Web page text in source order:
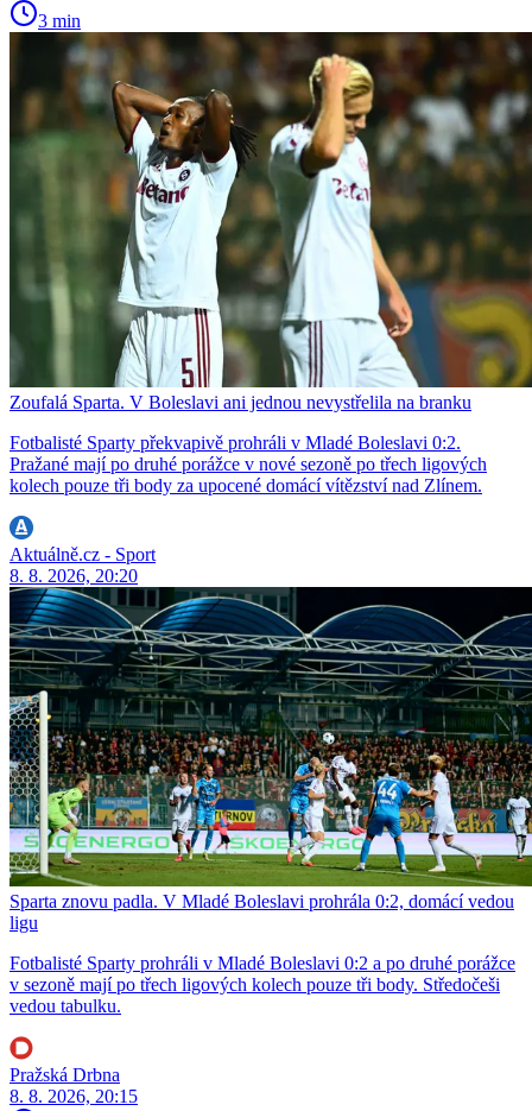
3 min
Zoufalá Sparta. V Boleslavi ani jednou nevystřelila na branku
Fotbalisté Sparty překvapivě prohráli v Mladé Boleslavi 0:2.
Pražané mají po druhé porážce v nové sezoně po třech ligových
kolech pouze tři body za upocené domácí vítězství nad Zlínem.
Aktuálně.cz - Sport
8. 8. 2026, 20:20
Sparta znovu padla. V Mladé Boleslavi prohrála 0:2, domácí vedou
ligu
Fotbalisté Sparty prohráli v Mladé Boleslavi 0:2 a po druhé porážce
v sezoně mají po třech ligových kolech pouze tři body. Středočeši
vedou tabulku.
Pražská Drbna
8. 8. 2026, 20:15